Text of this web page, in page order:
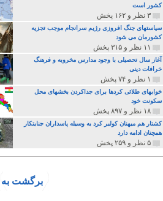
کشور است
۳ نظر و ۱۶۲ پخش
سیاستهای جنگ افروزی رژیم سرانجام موجب تجزیه
کشورمان می شود
۱۱ نظر و ۳۱۵ پخش
آغاز سال تحصیلی با وجود مدارس مخروبه و فرهنگ
خرافات دینی
۱ نظر و ۷۴ پخش
خوابهای طلائی کردها برای جداکردن بخشهای محل
سکونت خود
۱۸ نظر و ۸۹۷ پخش
کشتار هم میهنان کولبر کرد به وسیله پاسداران جنایتکار
همچنان ادامه دارد
۵ نظر و ۲۵۹ پخش
برگشت به